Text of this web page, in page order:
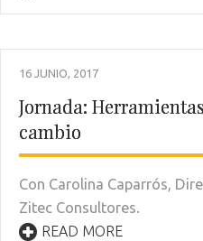
16 JUNIO, 2017
Jornada:
cambio
Con Carolina Caparrós,
Zitec Consultores.
READ MORE